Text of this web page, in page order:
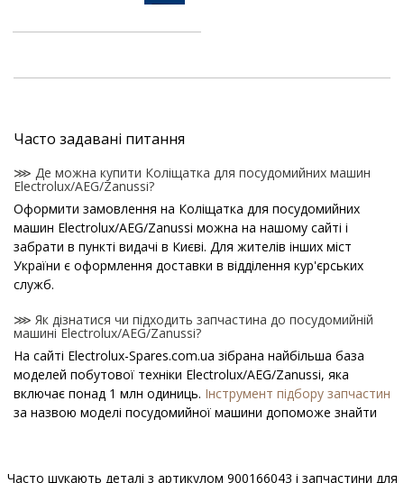
Часто задавані питання
⋙ Де можна купити Коліщатка для посудомийних машин
Electrolux/AEG/Zanussi?
Оформити замовлення на Коліщатка для посудомийних
машин Electrolux/AEG/Zanussi можна на нашому сайті і
забрати в пункті видачі в Києві. Для жителів інших міст
України є оформлення доставки в відділення кур'єрських
служб.
⋙ Як дізнатися чи підходить запчастина до посудомийній
машині Electrolux/AEG/Zanussi?
На сайті Electrolux-Spares.com.ua зібрана найбільша база
моделей побутової техніки Electrolux/AEG/Zanussi, яка
включає понад 1 млн одиниць. Інструмент підбору запчастин
за назвою моделі посудомийної машини допоможе знайти
Electrolux/AEG/Zanussi?
Часто шукають деталі з артикулом 900166043 і запчастини для